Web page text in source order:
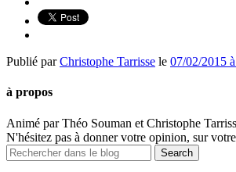
Publié parChristophe Tarrisse le 07/02/2015
à propos
Animé par Théo Souman et Christophe
N'hésitez pas à donner votre opinion, sur